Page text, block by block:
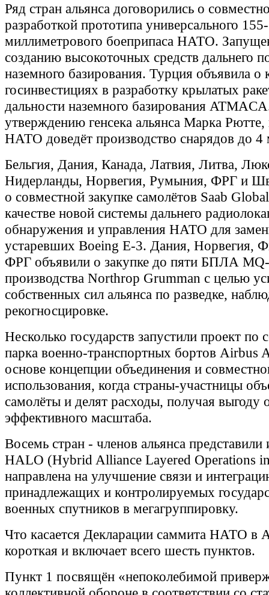
Ряд стран альянса договорились о
разработкой прототипа универсального 155-
миллиметрового боеприпаса НАТО.
созданию высокоточных средств дальнего
наземного базирования. Турция объявила о
госинвестициях в разработку крылатых
дальности наземного базирования
утверждению генсека альянса Марка Рютте,
НАТО доведёт производство снарядов до
Бельгия, Дания, Канада, Латвия, Литва,
Нидерланды, Норвегия, Румыния, ФРГ и
о совместной закупке самолётов Saab
качестве новой системы дальнего
обнаружения и управления НАТО для
устаревших Boeing E-3. Дания, Норвегия,
ФРГ объявили о закупке до пяти БПЛА
производства Northrop Grumman с целью
собственных сил альянса по разведке,
рекогносцировке.
Несколько государств запустили проект по
парка военно-транспортных бортов Airbus
основе концепции объединения и
использования, когда страны-участницы
самолёты и делят расходы, получая выгоду
эффективного масштаба.
Восемь стран - членов альянса представили
HALO (Hybrid Alliance Layered Operations
направлена на улучшение связи и
принадлежащих и контролируемых
военных спутников в мегагруппировку.
Что касается Декларации саммита НАТО в
короткая и включает всего шесть пунктов.
Пункт 1 посвящён «непоколебимой